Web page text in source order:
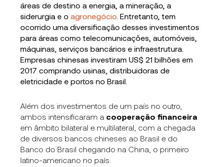
áreas de destino a energia, a mineração, a
siderurgia e oagronegócio . Entretanto, tem
ocorrido uma diversificação desses investimentos
para áreas como telecomunicações, automóveis,
máquinas, serviços bancários e infraestrutura.
Empresas chinesas investiram US$ 21 bilhões em
2017 comprando usinas, distribuidoras de
eletricidade e portos no Brasil.
Além dos investimentos de um país no outro,
ambos intensificaram a cooperação financeira
em âmbito bilateral e multilateral, com a chegada
de diversos bancos chineses ao Brasil e do
Banco do Brasil chegando na China, o primeiro
latino-americano no país.